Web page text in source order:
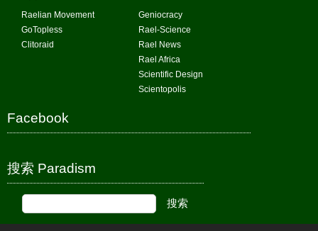
Raelian Movement
GoTopless
Clitoraid
Geniocracy
Rael-Science
Rael News
Rael Africa
Scientific Design
Scientopolis
Facebook
搜索 Paradism